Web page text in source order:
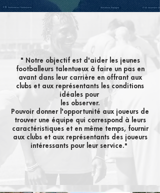
" Notre objectif est d'aider les jeunes
footballeurs talentueux à faire un pas en
avant dans leur carrière en offrant aux
clubs et aux représentants les conditions
idéales pour
les observer.
Pouvoir donner l'opportunité aux joueurs de
trouver une équipe qui correspond à leurs
caractéristiques et en même temps, fournir
aux clubs et aux représentants des joueurs
intéressants pour leur service."